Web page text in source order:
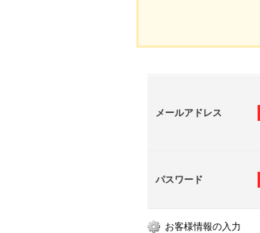
メールアドレス
パスワード
お客様情報の入力